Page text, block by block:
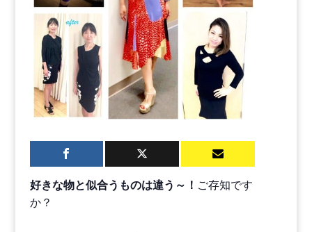
好きな物と似合うものは違う～！ ご存知です
か？